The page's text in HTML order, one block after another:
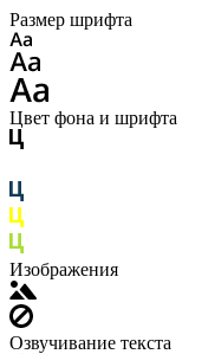
Размер шрифта
Цвет фона и шрифта
Изображения
Озвучивание текста